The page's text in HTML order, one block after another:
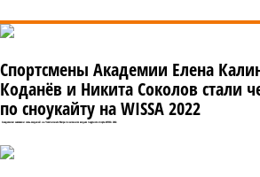
Спортсмены Академии Елена
Коданёв и Никита Соколов стали
по сноукайту на WISSA 2022
Академики завоевали семь медалей на Чемпионате Мира по зимним видам парусного спорта WISSA 2022.